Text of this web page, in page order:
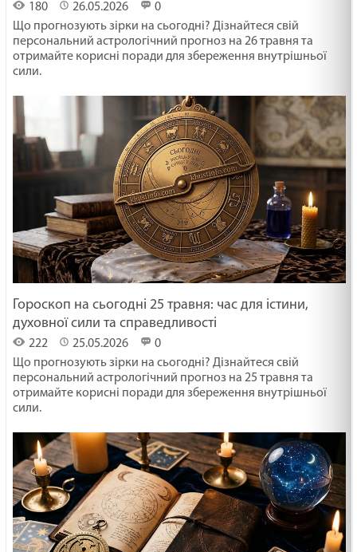
180 26.05.2026
0
Що прогнозують зірки на сьогодні? Дізнайтеся свій
персональний астрологічний прогноз на 26 травня та
отримайте корисні поради для збереження внутрішньої
сили.
Гороскоп на сьогодні 25 травня: час для істини,
духовної сили та справедливості
222 25.05.2026
0
Що прогнозують зірки на сьогодні? Дізнайтеся свій
персональний астрологічний прогноз на 25 травня та
отримайте корисні поради для збереження внутрішньої
сили.